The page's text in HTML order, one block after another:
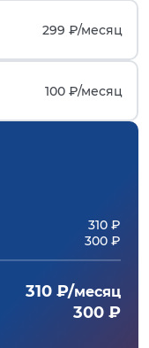
299 ₽/месяц
100 ₽/месяц
310 ₽
300 ₽
310 ₽/месяц
300 ₽